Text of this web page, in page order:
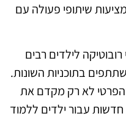
שיתופי פעולה עם
לילדים רבים
בתוכניות השונות.
והפרטי לא רק מקדם את
עבור ילדים ללמוד